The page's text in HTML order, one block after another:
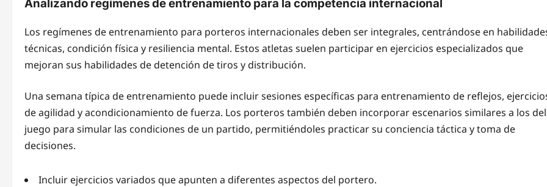
Analizando regímenes de entrenamiento para la competencia internacional
Los regímenes de entrenamiento para porteros internacionales deben ser integrales, centrándose en
técnicas, condición física y resiliencia mental. Estos atletas suelen participar en ejercicios especializados que
mejoran sus habilidades de detención de tiros y distribución.
Una semana típica de entrenamiento puede incluir sesiones específicas para entrenamiento de reflejos,
de agilidad y acondicionamiento de fuerza. Los porteros también deben incorporar escenarios similares a los del
juego para simular las condiciones de un partido, permitiéndoles practicar su conciencia táctica y toma de
decisiones.
Incluir ejercicios variados que apunten a diferentes aspectos del portero.